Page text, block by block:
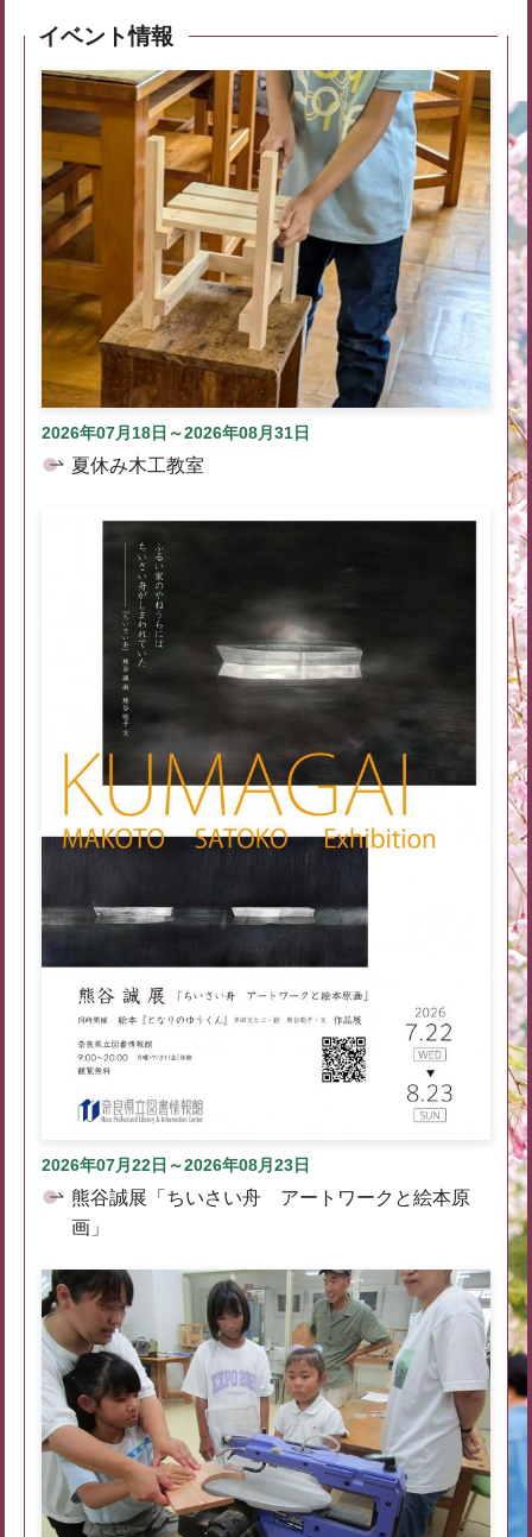
イベント情報
2026年07月18日～2026年08月31日
夏休み木工教室
2026年07月22日～2026年08月23日
熊谷誠展「ちいさい舟 アートワークと絵本原
画」